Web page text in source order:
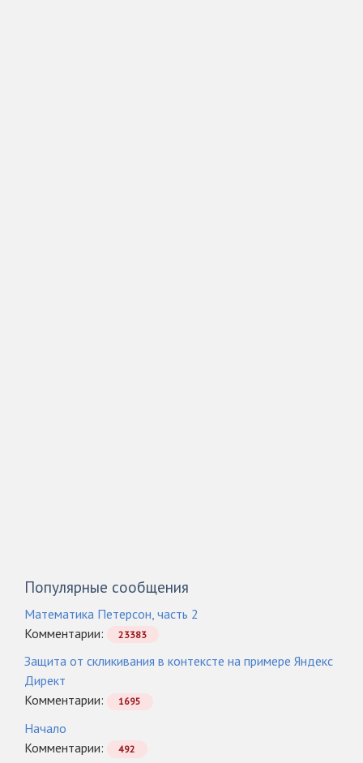
Популярные сообщения
Математика Петерсон, часть 2
Комментарии:
23383
Защита от скликивания в контексте на примере Яндекс
Директ
Комментарии:
1695
Начало
Комментарии:
492